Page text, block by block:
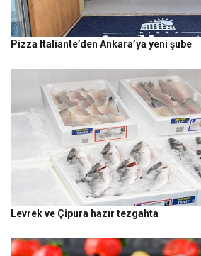
Pizza Italiante’den Ankara’ya yeni şube
Levrek ve Çipura hazır tezgahta